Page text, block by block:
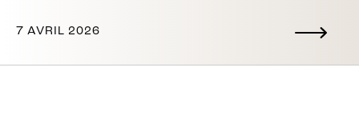
7 AVRIL 2026